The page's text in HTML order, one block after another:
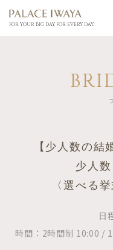
FOR YOUR BIG DAY. FOR EVERY DAY.
【少人数の結
少人
〈選べる
日
時間：2時間制 10:00 /